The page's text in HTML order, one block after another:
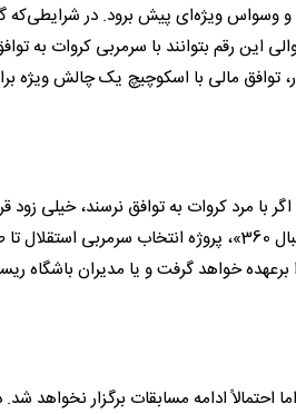
وسواس ویژه‌ای پیش برود. در شرایطی‌که
که حوالی این رقم بتوانند با سرمربی کروات
توافق مالی با اسکوچیچ یک چالش ویژه
خواهد گرفت و یا مدیران باشگاه
لیگ 25 را مشخص نکرده‌اند اما احتمالاً ادامه مسابقات